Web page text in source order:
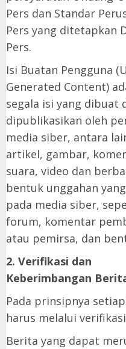
Pers dan Standar
Pers yang ditetapkan
Pers.
Isi Buatan Pengguna
Generated Content)
segala isi yang dibuat
dipublikasikan oleh
media siber, antara
artikel, gambar,
suara, video dan
bentuk unggahan
pada media siber,
forum, komentar
atau pemirsa, dan
2. Verifikasi dan
Keberimbangan
Pada prinsipnya
harus melalui
Berita yang dapat